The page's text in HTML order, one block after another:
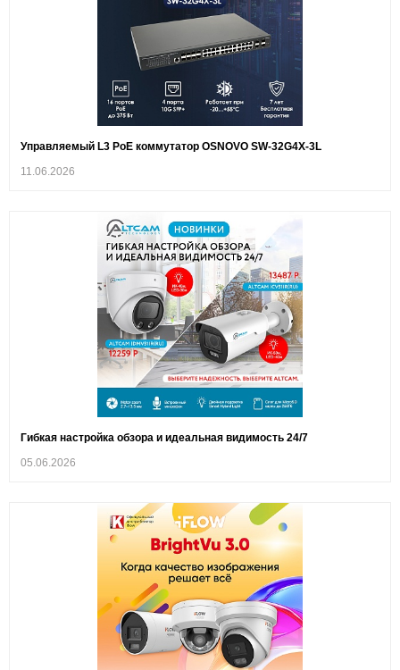
Управляемый L3 PoE коммутатор OSNOVO SW-32G4X-3L
11.06.2026
Гибкая настройка обзора и идеальная видимость 24/7
05.06.2026